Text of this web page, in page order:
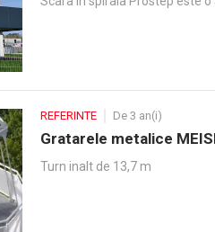
REFERINTE De 3 an(i)
Gratarele metalice
Turn inalt de 13,7 m